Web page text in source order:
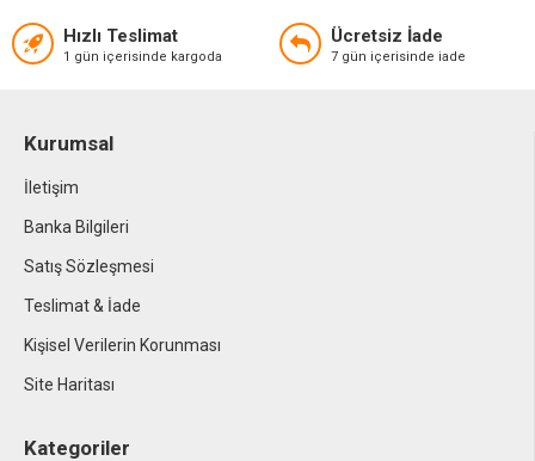
Hızlı Teslimat
1 gün içerisinde kargoda
Ücretsiz İade
7 gün içerisinde iade
Kurumsal
İletişim
Banka Bilgileri
Satış Sözleşmesi
Teslimat & İade
Kişisel Verilerin Korunması
Site Haritası
Kategoriler